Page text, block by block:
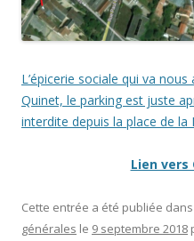
L’épicerie sociale qui va
Quinet, le parking est juste
interdite depuis la place de
Lien vers
Cette entrée a été publiée dans
générales le 9 septembre 2018